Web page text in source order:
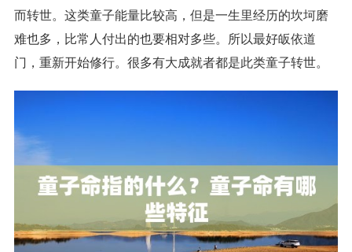
而转世。这类童子能量比较高，但是一生里经历的坎坷磨
难也多，比常人付出的也要相对多些。所以最好皈依道
门，重新开始修行。很多有大成就者都是此类童子转世。